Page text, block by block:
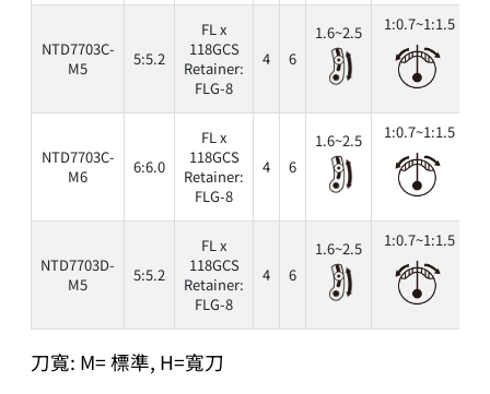
NTD7703C-
M5
5:5.2
FL x
118GCS
Retainer:
FLG-8
4 6
1.6~2.5
1:0.7~1:1.5
NTD7703C-
M6
6:6.0
FL x
118GCS
Retainer:
FLG-8
4 6
1.6~2.5
1:0.7~1:1.5
NTD7703D-
M5
5:5.2
FL x
118GCS
Retainer:
FLG-8
4 6
1.6~2.5
1:0.7~1:1.5
刀寬: M= 標準, H=寬刀